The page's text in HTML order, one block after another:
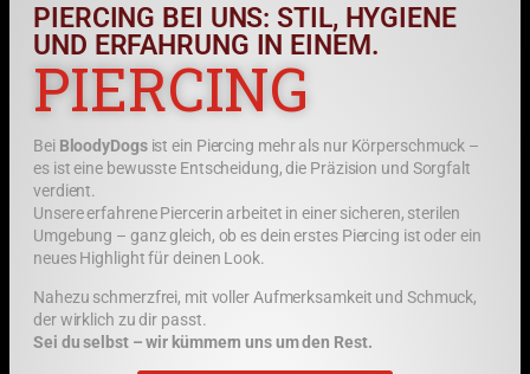
PIERCING BEI UNS: STIL, HYGIENE
UND ERFAHRUNG IN EINEM.
PIERCING
Bei BloodyDogsist ein Piercing mehr als nur Körperschmuck –
es ist eine bewusste Entscheidung, die Präzision und Sorgfalt
verdient.
Unsere erfahrene Piercerin arbeitet in einer sicheren, sterilen
Umgebung – ganz gleich, ob es dein erstes Piercing ist oder ein
neues Highlight für deinen Look.
Nahezu schmerzfrei, mit voller Aufmerksamkeit und Schmuck,
der wirklich zu dir passt.
Sei du selbst – wir kümmern uns um den Rest.